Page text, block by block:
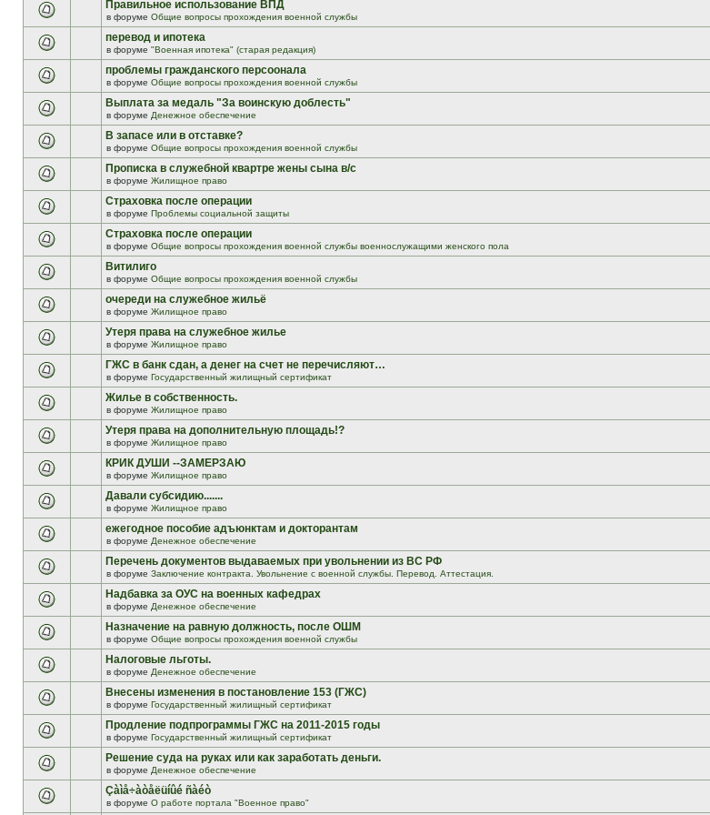
Правильное использование ВПД
в форуме Общие вопросы прохождения военной службы
перевод и ипотека
в форуме "Военная ипотека" (старая редакция)
проблемы гражданского персоонала
в форуме Общие вопросы прохождения военной службы
Выплата за медаль "За воинскую доблесть"
в форуме Денежное обеспечение
В запасе или в отставке?
в форуме Общие вопросы прохождения военной службы
Прописка в служебной квартре жены сына в/с
в форуме Жилищное право
Страховка после операции
в форуме Проблемы социальной защиты
Страховка после операции
в форуме Общие вопросы прохождения военной службы военнослужащими женского пола
Витилиго
в форуме Общие вопросы прохождения военной службы
очереди на служебное жильё
в форуме Жилищное право
Утеря права на служебное жилье
в форуме Жилищное право
ГЖС в банк сдан, а денег на счет не перечисляют…
в форуме Государственный жилищный сертификат
Жилье в собственность.
в форуме Жилищное право
Утеря права на дополнительную площадь!?
в форуме Жилищное право
КРИК ДУШИ --ЗАМЕРЗАЮ
в форуме Жилищное право
Давали субсидию.......
в форуме Жилищное право
ежегодное пособие адъюнктам и докторантам
в форуме Денежное обеспечение
Перечень документов выдаваемых при увольнении из ВС РФ
в форуме Заключение контракта. Увольнение с военной службы. Перевод. Аттестация.
Надбавка за ОУС на военных кафедрах
в форуме Денежное обеспечение
Назначение на равную должность, после ОШМ
в форуме Общие вопросы прохождения военной службы
Налоговые льготы.
в форуме Денежное обеспечение
Внесены изменения в постановление 153 (ГЖС)
в форуме Государственный жилищный сертификат
Продление подпрограммы ГЖС на 2011-2015 годы
в форуме Государственный жилищный сертификат
Решение суда на руках или как заработать деньги.
в форуме Денежное обеспечение
Çàìå÷àòåëüíûé ñàéò
в форуме О работе портала "Военное право"